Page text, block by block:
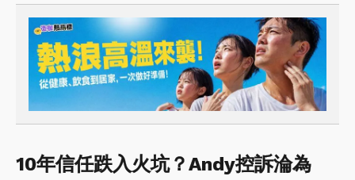
10年信任跌入火坑？Andy控訴淪為